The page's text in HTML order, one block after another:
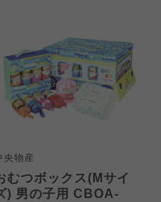
央物産
むつボックス(Mサイ
) 男の子用 CBOA-
民生協